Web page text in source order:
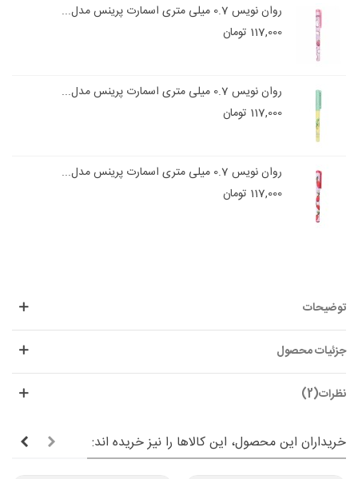
روان نویس 0.7 میلی متری اسمارت پرینس مدل...
117,000 تومان
روان نویس 0.7 میلی متری اسمارت پرینس مدل...
117,000 تومان
روان نویس 0.7 میلی متری اسمارت پرینس مدل...
117,000 تومان
توضیحات
جزئیات محصول
نظرات(2)
خریداران این محصول، این کالاها را نیز خریده اند: